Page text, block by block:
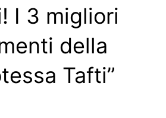
I 3 migliori
della
Tafti”